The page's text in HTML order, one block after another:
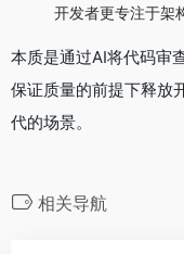
开发者更专注于架
本质是通过AI将代码审
保证质量的前提下释放
代的场景。
相关导航